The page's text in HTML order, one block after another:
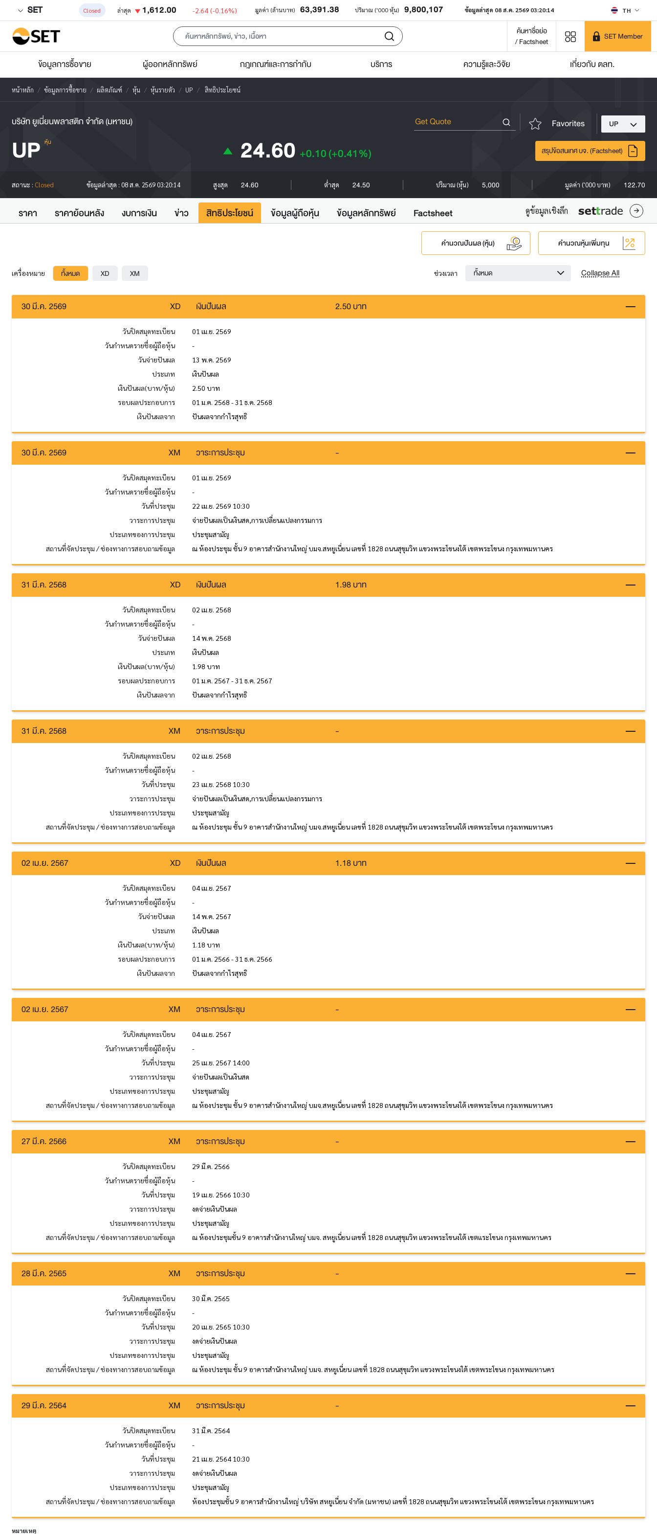
SET Closed ล่าสุด 1,612.00 -2.64 (-0.16%) มูลค่า (ล้านบาท) 63,391.38 ปริมาณ ('000 หุ้น) 9,800,107 ข้อมูลล่าสุด 08 ส.ค. 2569 03:20:14 TH
ค้นหาชื่อย่อ
/ Factsheet
SET Member
ข้อมูลการซื้อขาย ผู้ออกหลักทรัพย์ กฎเกณฑ์และการกำกับ บริการ ความรู้และวิจัย เกี่ยวกับ ตลท.
หน้าหลัก ข้อมูลการซื้อขาย ผลิตภัณฑ์ หุ้น หุ้นรายตัว UP สิทธิประโยชน์
บริษัท ยูเนี่ยนพลาสติก จำกัด (มหาชน) Favorites UP
UP หุ้น 24.60 +0.10(+0.41%) สรุปข้อสนเทศ บจ. (Factsheet)
สถานะ : Closed ข้อมูลล่าสุด : 08 ส.ค. 2569 03:20:14 สูงสุด 24.60 ต่ำสุด 24.50 ปริมาณ (หุ้น) 5,000 มูลค่า ('000 บาท) 122.70
ราคา ราคาย้อนหลัง งบการเงิน ข่าว สิทธิประโยชน์ ข้อมูลผู้ถือหุ้น ข้อมูลหลักทรัพย์ Factsheet ดูข้อมูลเชิงลึก
คำนวณปันผล (หุ้น) คำนวณหุ้นเพิ่มทุน
เครื่องหมาย ทั้งหมด XD XM ช่วงเวลา ทั้งหมด Collapse All
30 มี.ค. 2569 XD เงินปันผล 2.50 บาท
วันปิดสมุดทะเบียน
01 เม.ย. 2569
วันกำหนดรายชื่อผู้ถือหุ้น
-
วันจ่ายปันผล
13 พ.ค. 2569
ประเภท
เงินปันผล
เงินปันผล(บาท/หุ้น)
2.50 บาท
รอบผลประกอบการ
01 ม.ค. 2568 - 31 ธ.ค. 2568
เงินปันผลจาก
ปันผลจากกำไรสุทธิ
30 มี.ค. 2569 XM วาระการประชุม -
วันปิดสมุดทะเบียน
01 เม.ย. 2569
วันกำหนดรายชื่อผู้ถือหุ้น
-
วันที่ประชุม
22 เม.ย. 2569 10:30
วาระการประชุม
จ่ายปันผลเป็นเงินสด,การเปลี่ยนแปลงกรรมการ
ประเภทของการประชุม
ประชุมสามัญ
สถานที่จัดประชุม / ช่องทางการสอบถามข้อมูล
ณ ห้องประชุม ชั้น 9 อาคารสำนักงานใหญ่ บมจ.สหยูเนี่ยน เลขที่ 1828 ถนนสุขุมวิท แขวงพระโขนงใต้ เขตพระโขนง กรุงเทพมหานคร
31 มี.ค. 2568 XD เงินปันผล 1.98 บาท
วันปิดสมุดทะเบียน
02 เม.ย. 2568
วันกำหนดรายชื่อผู้ถือหุ้น
-
วันจ่ายปันผล
14 พ.ค. 2568
ประเภท
เงินปันผล
เงินปันผล(บาท/หุ้น)
1.98 บาท
รอบผลประกอบการ
01 ม.ค. 2567 - 31 ธ.ค. 2567
เงินปันผลจาก
ปันผลจากกำไรสุทธิ
31 มี.ค. 2568 XM วาระการประชุม -
วันปิดสมุดทะเบียน
02 เม.ย. 2568
วันกำหนดรายชื่อผู้ถือหุ้น
-
วันที่ประชุม
23 เม.ย. 2568 10:30
วาระการประชุม
จ่ายปันผลเป็นเงินสด,การเปลี่ยนแปลงกรรมการ
ประเภทของการประชุม
ประชุมสามัญ
สถานที่จัดประชุม / ช่องทางการสอบถามข้อมูล
ณ ห้องประชุม ชั้น 9 อาคารสำนักงานใหญ่ บมจ.สหยูเนี่ยน เลขที่ 1828 ถนนสุขุมวิท แขวงพระโขนงใต้ เขตพระโขนง กรุงเทพมหานคร
02 เม.ย. 2567 XD เงินปันผล 1.18 บาท
วันปิดสมุดทะเบียน
04 เม.ย. 2567
วันกำหนดรายชื่อผู้ถือหุ้น
-
วันจ่ายปันผล
14 พ.ค. 2567
ประเภท
เงินปันผล
เงินปันผล(บาท/หุ้น)
1.18 บาท
รอบผลประกอบการ
01 ม.ค. 2566 - 31 ธ.ค. 2566
เงินปันผลจาก
ปันผลจากกำไรสุทธิ
02 เม.ย. 2567 XM วาระการประชุม -
วันปิดสมุดทะเบียน
04 เม.ย. 2567
วันกำหนดรายชื่อผู้ถือหุ้น
-
วันที่ประชุม
25 เม.ย. 2567 14:00
วาระการประชุม
จ่ายปันผลเป็นเงินสด
ประเภทของการประชุม
ประชุมสามัญ
สถานที่จัดประชุม / ช่องทางการสอบถามข้อมูล
ณ ห้องประชุม ชั้น 9 อาคารสำนักงานใหญ่ บมจ.สหยูเนี่ยน เลขที่ 1828 ถนนสุขุมวิท แขวงพระโขนงใต้ เขตพระโขนง กรุงเทพมหานคร
27 มี.ค. 2566 XM วาระการประชุม -
วันปิดสมุดทะเบียน
29 มี.ค. 2566
วันกำหนดรายชื่อผู้ถือหุ้น
-
วันที่ประชุม
19 เม.ย. 2566 10:30
วาระการประชุม
งดจ่ายเงินปันผล
ประเภทของการประชุม
ประชุมสามัญ
สถานที่จัดประชุม / ช่องทางการสอบถามข้อมูล
ณ ห้องประชุมชั้น 9 อาคารสำนักงานใหญ่ บมจ. สหยูเนี่ยน เลขที่ 1828 ถนนสุขุมวิท แขวงพระโขนงใต้ เขตแระโขนง กรุงเทพมหานคร
28 มี.ค. 2565 XM วาระการประชุม -
วันปิดสมุดทะเบียน
30 มี.ค. 2565
วันกำหนดรายชื่อผู้ถือหุ้น
-
วันที่ประชุม
20 เม.ย. 2565 10:30
วาระการประชุม
งดจ่ายเงินปันผล
ประเภทของการประชุม
ประชุมสามัญ
สถานที่จัดประชุม / ช่องทางการสอบถามข้อมูล
ณ ห้องประชุม ชั้น 9 อาคารสำนักงานใหญ่ บมจ. สหยูเนี่ยน เลขที่ 1828 ถนนสุขุมวิท แขวงพระโขนงใต้ เขตพระโขนง กรุงเทพมหานคร
29 มี.ค. 2564 XM วาระการประชุม -
วันปิดสมุดทะเบียน
31 มี.ค. 2564
วันกำหนดรายชื่อผู้ถือหุ้น
-
วันที่ประชุม
21 เม.ย. 2564 10:30
วาระการประชุม
งดจ่ายเงินปันผล
ประเภทของการประชุม
ประชุมสามัญ
สถานที่จัดประชุม / ช่องทางการสอบถามข้อมูล
ห้องประชุมชั้น 9 อาคารสำนักงานใหญ่ บริษัท สหยูเนี่ยน จำกัด (มหาชน) เลขที่ 1828 ถนนสุขุมวิท แขวงพระโขนงใต้ เขตพระโขนง กรุงเทพมหานคร
หมายเหตุ